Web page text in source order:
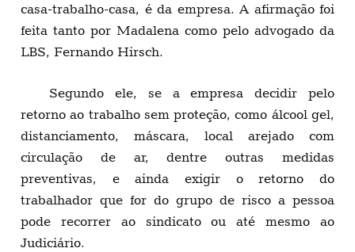
casa-trabalho-casa, é da empresa. A afirmação foi
feita tanto por Madalena como pelo advogado da
LBS, Fernando Hirsch.
Segundo ele, se a empresa decidir pelo
retorno ao trabalho sem proteção, como álcool gel,
distanciamento, máscara, local arejado com
circulação de ar, dentre outras medidas
preventivas, e ainda exigir o retorno do
trabalhador que for do grupo de risco a pessoa
pode recorrer ao sindicato ou até mesmo ao
Judiciário.